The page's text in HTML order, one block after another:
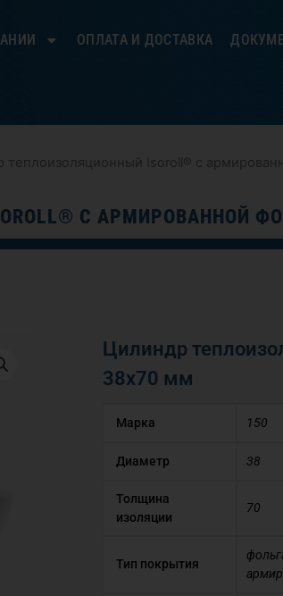
ОПЛАТА И ДОСТАВКА
теплоизоляционный Isoroll® с
С АРМИРОВАННОЙ
Цилиндр
38х70 мм
Марка 150
Диаметр 38
Толщина
изоляции
70
Тип покрытия